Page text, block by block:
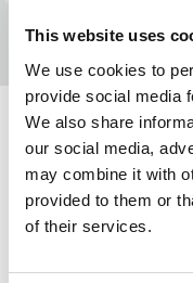
This website uses
We use cookies to
provide social media
We also share
our social media,
may combine it with
provided to them or
of their services.